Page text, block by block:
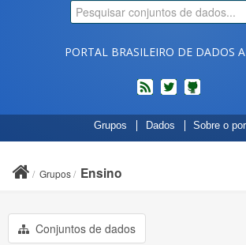
PORTAL BRASILEIRO DE DADOS
feed twitterCódigos
fonte
de
Grupos Dados Sobre o
Grupos Ensino
Conjuntos de dados